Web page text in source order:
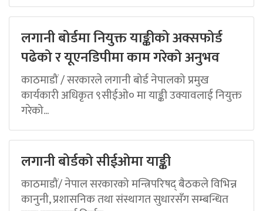
लगानी बोर्डमा नियुक्त याङ्कीको अक्सफोर्ड
पढेको र यूएनडिपीमा काम गरेको अनुभव
काठमाडौं / सरकारले लगानी बोर्ड नेपालको प्रमुख
कार्यकारी अधिकृत ९सीईओ० मा याङ्की उक्यावलाई नियुक्त
गरेको...
लगानी बोर्डको सीईओमा याङ्की
काठमाडौं/ नेपाल सरकारको मन्त्रिपरिषद् बैठकले विभिन्न
कानुनी, प्रशासनिक तथा संस्थागत सुधारसँग सम्बन्धित